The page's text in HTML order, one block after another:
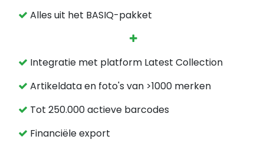
Alles uit het BASIQ-pakket
Integratie met platform Latest Collection
Artikeldata en foto's van >1000 merken
Tot 250.000 actieve barcodes
Financiële export